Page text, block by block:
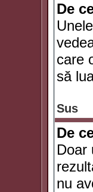
De
care
să
Sus
De
Doar
nu